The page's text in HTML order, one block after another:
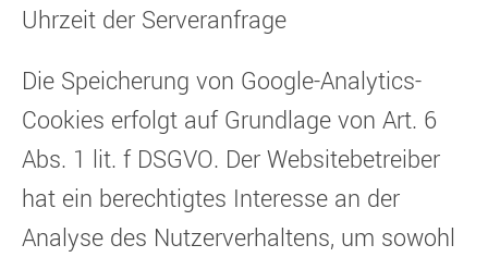
Uhrzeit der Serveranfrage
Die Speicherung von Google-Analytics-
Cookies erfolgt auf Grundlage von Art. 6
Abs. 1 lit. f DSGVO. Der Websitebetreiber
hat ein berechtigtes Interesse an der
Analyse des Nutzerverhaltens, um sowohl